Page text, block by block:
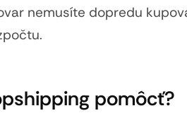
nemusíte dopredu
pomôcť?